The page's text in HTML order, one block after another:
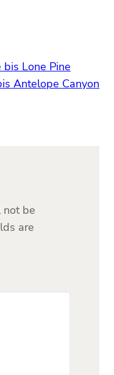
bis Lone Pine
Antelope Canyon
not be
are